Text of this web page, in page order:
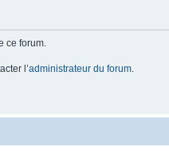
ce forum.
l’administrateur du forum